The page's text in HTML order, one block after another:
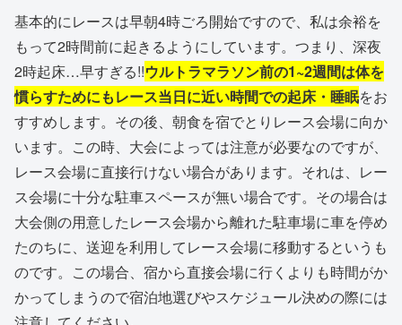
基本的にレースは早朝4時ごろ開始ですので、私は余裕を
もって2時間前に起きるようにしています。つまり、深夜
2時起床…早すぎる!!ウルトラマラソン前の1~2週間は体を
慣らすためにもレース当日に近い時間での起床・睡眠をお
すすめします。その後、朝食を宿でとりレース会場に向か
います。この時、大会によっては注意が必要なのですが、
レース会場に直接行けない場合があります。それは、レー
ス会場に十分な駐車スペースが無い場合です。その場合は
大会側の用意したレース会場から離れた駐車場に車を停め
たのちに、送迎を利用してレース会場に移動するというも
のです。この場合、宿から直接会場に行くよりも時間がか
かってしまうので宿泊地選びやスケジュール決めの際には